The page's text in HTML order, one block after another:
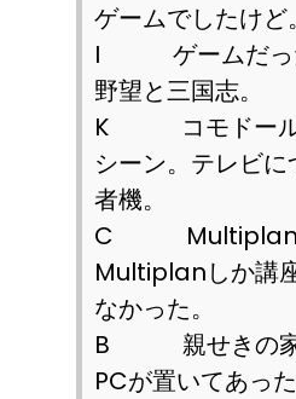
ゲームでしたけど。
I ゲームだっ
野望と三国志。
Kコモドール
シーン。テレビ
者機。
C
Multiplan
Multiplanしか講
なかった。
B 親せきの家
PCが置いてあっ